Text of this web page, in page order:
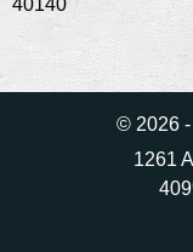
© 2026 -
1261